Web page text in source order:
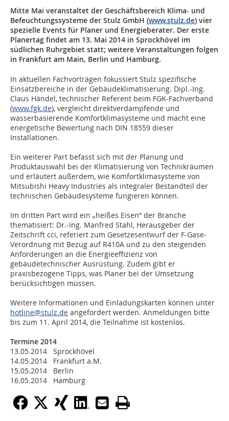
Mitte Mai veranstaltet der Geschäftsbereich Klima- und
Befeuchtungssysteme der Stulz GmbH (www.stulz.de) vier
spezielle Events für Planer und Energieberater. Der erste
Planertag findet am 13. Mai 2014 in Sprockhövel im
südlichen Ruhrgebiet statt; weitere Veranstaltungen folgen
in Frankfurt am Main, Berlin und Hamburg.
In aktuellen Fachvorträgen fokussiert Stulz spezifische
Einsatzbereiche in der Gebäudeklimatisierung. Dipl.-Ing.
Claus Händel, technischer Referent beim FGK-Fachverband
(www.fgk.de), vergleicht direktverdampfende und
wasserbasierende Komfortklimasysteme und macht eine
energetische Bewertung nach DIN 18559 dieser
Installationen.
Ein weiterer Part befasst sich mit der Planung und
Produktauswahl bei der Klimatisierung von Technikräumen
und erläutert außerdem, wie Komfortklimasysteme von
Mitsubishi Heavy Industries als integraler Bestandteil der
technischen Gebäudesysteme fungieren können.
Im dritten Part wird ein „heißes Eisen“ der Branche
thematisiert: Dr.-Ing. Manfred Stahl, Herausgeber der
Zeitschrift cci, referiert zum Gesetzesentwurf der F-Gase-
Verordnung mit Bezug auf R410A und zu den steigenden
Anforderungen an die Energieeffizienz von
gebäudetechnischer Ausrüstung. Zudem gibt er
praxisbezogene Tipps, was Planer bei der Umsetzung
berücksichtigen müssen.
Weitere Informationen und Einladungskarten können unter
hotline@stulz.de angefordert werden. Anmeldungen bitte
bis zum 11. April 2014, die Teilnahme ist kostenlos.
Termine 2014
13.05.2014 Sprockhövel
14.05.2014 Frankfurt a.M.
15.05.2014 Berlin
16.05.2014 Hamburg